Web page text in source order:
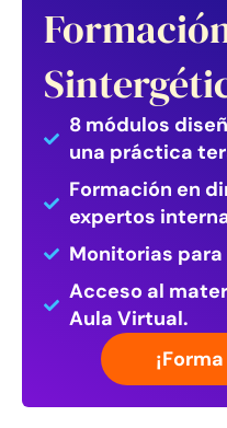
8 módulos
una práctica
Formación en
expertos
Monitorias
Acceso al
Aula Virtual.